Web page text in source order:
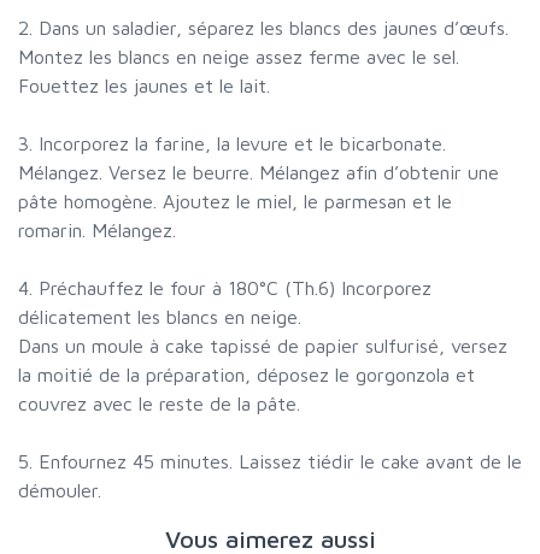
2. Dans un saladier, séparez les blancs des jaunes d’œufs.
Montez les blancs en neige assez ferme avec le sel.
Fouettez les jaunes et le lait.
3. Incorporez la farine, la levure et le bicarbonate.
Mélangez. Versez le beurre. Mélangez afin d’obtenir une
pâte homogène. Ajoutez le miel, le parmesan et le
romarin. Mélangez.
4. Préchauffez le four à 180°C (Th.6) Incorporez
délicatement les blancs en neige.
Dans un moule à cake tapissé de papier sulfurisé, versez
la moitié de la préparation, déposez le gorgonzola et
couvrez avec le reste de la pâte.
5. Enfournez 45 minutes. Laissez tiédir le cake avant de le
démouler.
Vous aimerez aussi